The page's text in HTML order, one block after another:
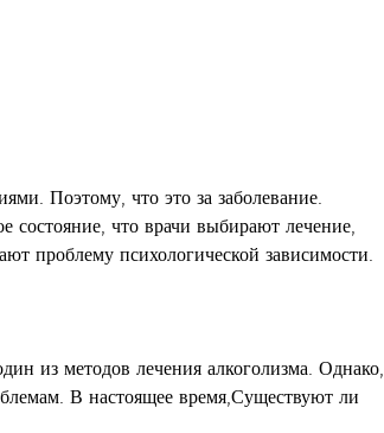
состояние, что врачи выбирают лечение,
проблему психологической зависимости.
из методов лечения алкоголизма. Однако,
В настоящее время,Существуют ли